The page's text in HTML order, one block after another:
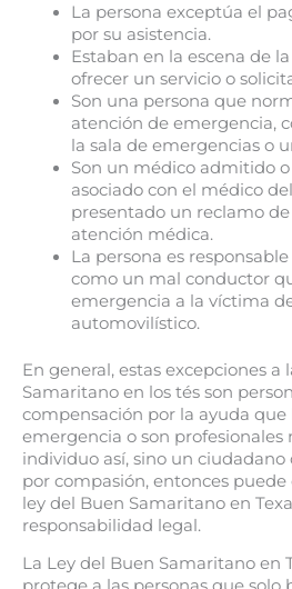
La persona exceptúa el
por su asistencia.
Estaban en la escena de
ofrecer un servicio o
Son una persona que
atención de emergencia,
la sala de emergencias o
Son un médico admitido
asociado con el médico
presentado un reclamo
atención médica.
La persona es
como un mal conductor
emergencia a la víctima
automovilístico.
En general, estas excepciones a
Samaritano en los tés son
compensación por la ayuda
emergencia o son profesionales
individuo así, sino un ciudadano
por compasión, entonces
ley del Buen Samaritano en
responsabilidad legal.
La Ley del Buen Samaritano en